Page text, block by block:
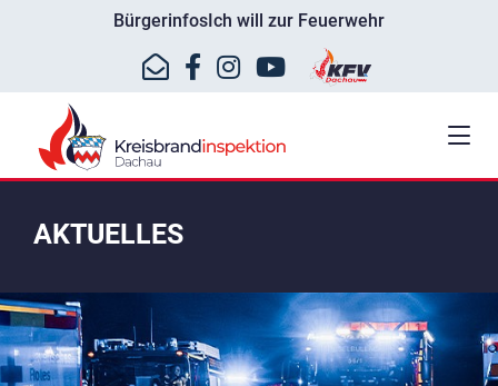
BürgerinfosIch will zur Feuerwehr
AKTUELLES